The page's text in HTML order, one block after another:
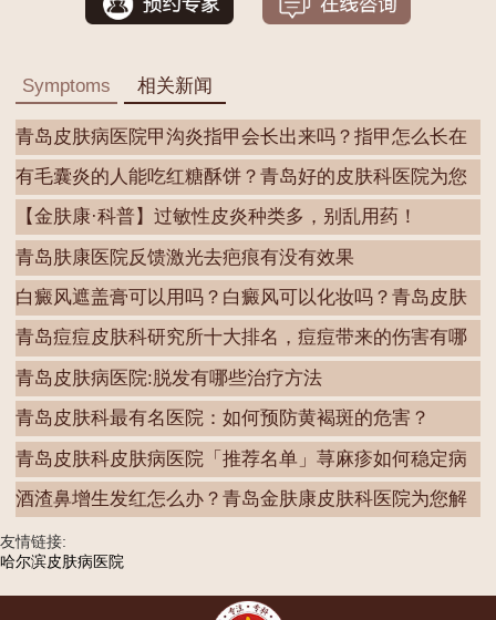
Symptoms 相关新闻
青岛皮肤病医院甲沟炎指甲会长出来吗？指甲怎么长在
肉
有毛囊炎的人能吃红糖酥饼？青岛好的皮肤科医院为您
解
【金肤康·科普】过敏性皮炎种类多，别乱用药！
青岛肤康医院反馈激光去疤痕有没有效果
白癜风遮盖膏可以用吗？白癜风可以化妆吗？青岛皮肤
病
青岛痘痘皮肤科研究所十大排名，痘痘带来的伤害有哪
些
青岛皮肤病医院:脱发有哪些治疗方法
青岛皮肤科最有名医院：如何预防黄褐斑的危害？
青岛皮肤科皮肤病医院「推荐名单」荨麻疹如何稳定病
情
酒渣鼻增生发红怎么办？青岛金肤康皮肤科医院为您解
答
友情链接:
哈尔滨皮肤病医院